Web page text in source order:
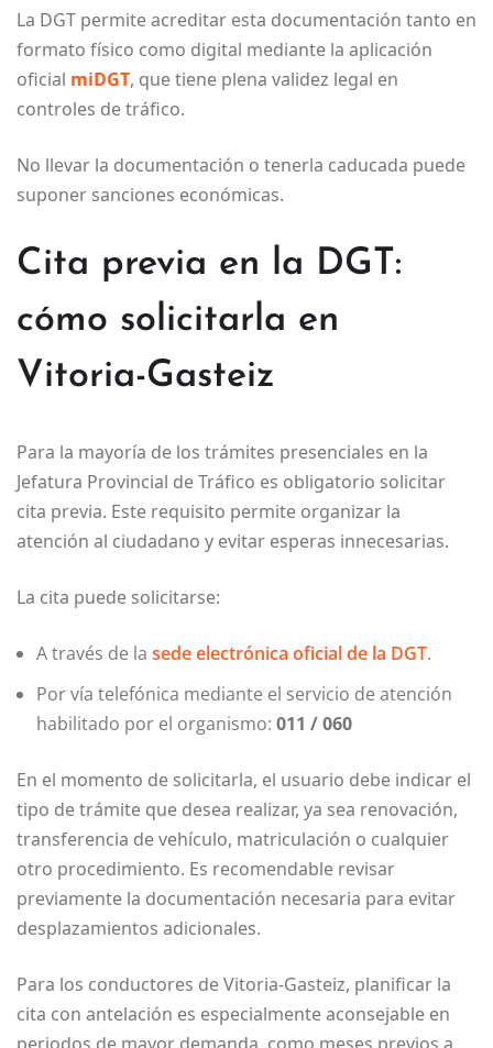
La DGT permite acreditar esta documentación tanto en
formato físico como digital mediante la aplicación
oficial miDGT, que tiene plena validez legal en
controles de tráfico.
No llevar la documentación o tenerla caducada puede
suponer sanciones económicas.
Cita previa en la DGT:
cómo solicitarla en
Vitoria-Gasteiz
Para la mayoría de los trámites presenciales en la
Jefatura Provincial de Tráfico es obligatorio solicitar
cita previa. Este requisito permite organizar la
atención al ciudadano y evitar esperas innecesarias.
La cita puede solicitarse:
A través de la sede electrónica oficial de la DGT.
Por vía telefónica mediante el servicio de atención
habilitado por el organismo: 011 / 060
En el momento de solicitarla, el usuario debe indicar el
tipo de trámite que desea realizar, ya sea renovación,
transferencia de vehículo, matriculación o cualquier
otro procedimiento. Es recomendable revisar
previamente la documentación necesaria para evitar
desplazamientos adicionales.
Para los conductores de Vitoria-Gasteiz, planificar la
cita con antelación es especialmente aconsejable en